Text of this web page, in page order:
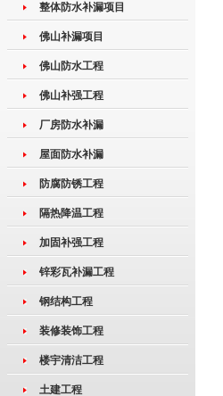
整体防水补漏项目
佛山补漏项目
佛山防水工程
佛山补强工程
厂房防水补漏
屋面防水补漏
防腐防锈工程
隔热降温工程
加固补强工程
锌彩瓦补漏工程
钢结构工程
装修装饰工程
楼宇清洁工程
土建工程